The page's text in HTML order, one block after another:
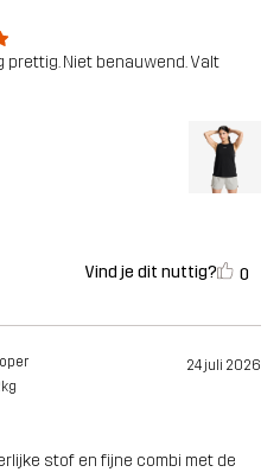
prettig. Niet benauwend. Valt
Vind je dit nuttig? 0
24 juli 2026
stof en fijne combi met de